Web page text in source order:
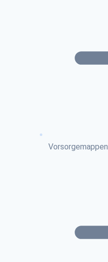
Vorsorgemappen